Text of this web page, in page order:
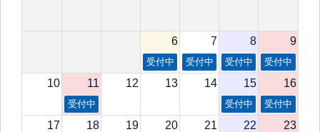
6 7 8 9
受付中 受付中 受付中 受付中
10 11 12 13 14 15 16
受付中 受付中 受付中
17 18 19 20 21 22 23